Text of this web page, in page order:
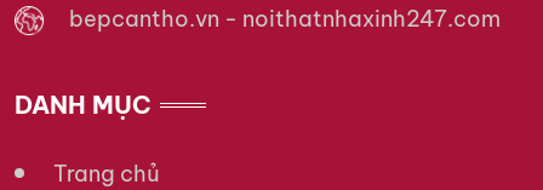
bepcantho.vn - noithatnhaxinh247.com
DANH MỤC
Trang chủ